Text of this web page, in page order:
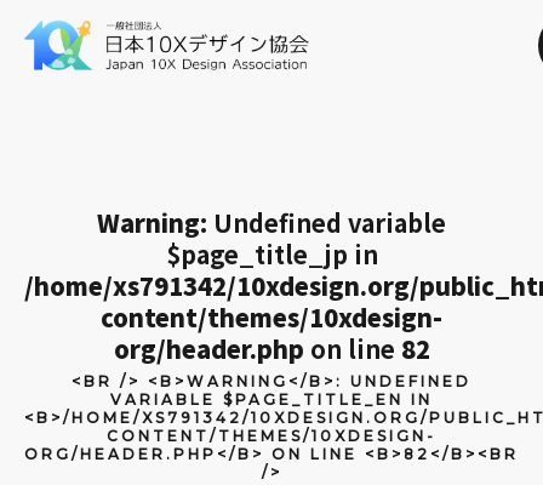
Warning: Undefined variable
$page_title_jp in
/home/xs791342/10xdesign.org/
content/themes/10xdesign-
org/header.php on line 82